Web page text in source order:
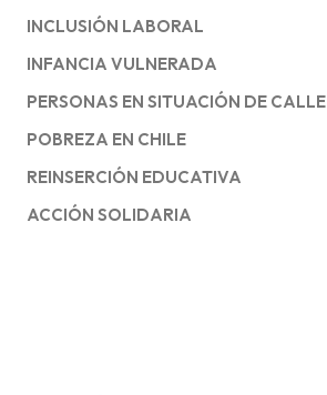
INCLUSIÓN LABORAL
INFANCIA VULNERADA
PERSONAS EN SITUACIÓN DE CALLE
POBREZA EN CHILE
REINSERCIÓN EDUCATIVA
ACCIÓN SOLIDARIA